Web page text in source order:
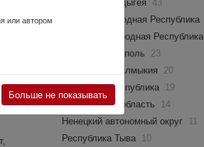
19:40
или автором
Больше не показывать
Республика Адыгея
43
Донецкая Народная Республика
Луганская Народная Республика
город Севастополь
23
Республика Калмыкия
20
Чеченская республика 19
Магаданская область
14
Ненецкий автономный округ 11
Республика Тыва 10